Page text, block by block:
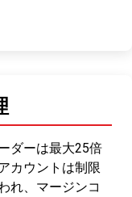
ダーは最大25倍
カウントは制限
れ、マージンコ